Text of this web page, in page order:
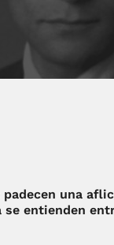
padecen una
se entienden